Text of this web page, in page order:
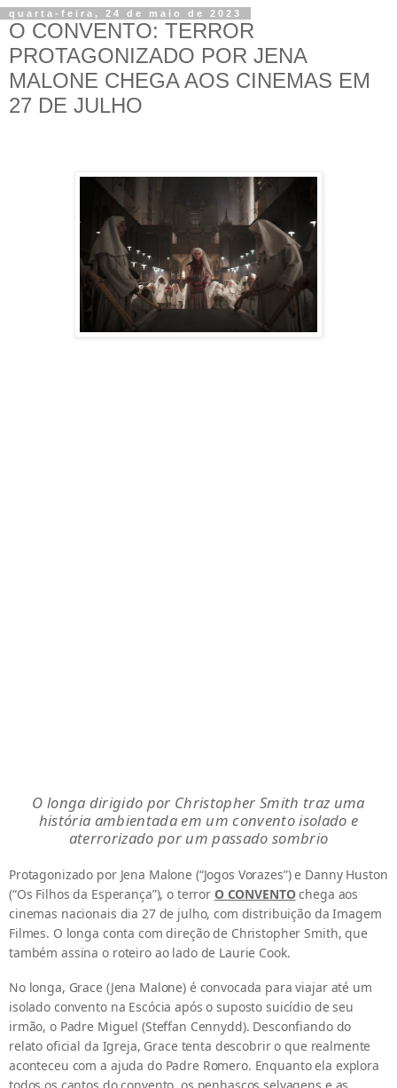
quarta-feira, 24 de maio de 2023
O CONVENTO: TERROR
PROTAGONIZADO POR JENA
MALONE CHEGA AOS CINEMAS EM
27 DE JULHO
O longa dirigido por Christopher Smith traz uma
história ambientada em um convento isolado e
aterrorizado por um passado sombrio
Protagonizado por Jena Malone (“Jogos Vorazes”) e Danny Huston
(“Os Filhos da Esperança”), o terror O CONVENTOchega aos
cinemas nacionais dia 27 de julho, com distribuição da Imagem
Filmes. O longa conta com direção de Christopher Smith, que
também assina o roteiro ao lado de Laurie Cook.
No longa, Grace (Jena Malone) é convocada para viajar até um
isolado convento na Escócia após o suposto suicídio de seu
irmão, o Padre Miguel (Steffan Cennydd). Desconfiando do
relato oficial da Igreja, Grace tenta descobrir o que realmente
aconteceu com a ajuda do Padre Romero. Enquanto ela explora